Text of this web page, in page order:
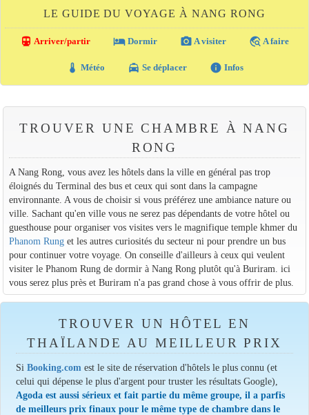
LE GUIDE DU VOYAGE À NANG RONG
directions_transit Arriver/partir local_hotel Dormir photo_camera A visiter travel_explore A faire
thermostat Météo local_taxi Se déplacer info Infos
TROUVER UNE CHAMBRE À NANG
RONG
A Nang Rong, vous avez les hôtels dans la ville en général pas trop
éloignés du Terminal des bus et ceux qui sont dans la campagne
environnante. A vous de choisir si vous préférez une ambiance nature ou
ville. Sachant qu'en ville vous ne serez pas dépendants de votre hôtel ou
guesthouse pour organiser vos visites vers le magnifique temple khmer du
Phanom Runget les autres curiosités du secteur ni pour prendre un bus
pour continuer votre voyage. On conseille d'ailleurs à ceux qui veulent
visiter le Phanom Rung de dormir à Nang Rong plutôt qu'à Buriram. ici
vous serez plus près et Buriram n'a pas grand chose à vous offrir de plus.
TROUVER UN HÔTEL EN
THAÏLANDE AU MEILLEUR PRIX
SiBooking.com est le site de réservation d'hôtels le plus connu (et
celui qui dépense le plus d'argent pour truster les résultats Google),
Agoda est aussi sérieux et fait partie du même groupe, il a parfis
de meilleurs prix finaux pour le même type de chambre dans le